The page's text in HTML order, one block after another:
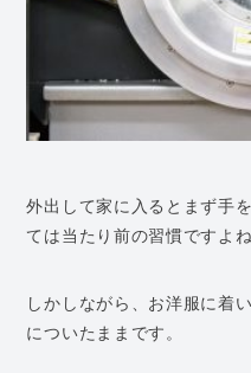
外出して家に入るとまず手
ては当たり前の習慣ですよね
しかしながら、お洋服に着
についたままです。